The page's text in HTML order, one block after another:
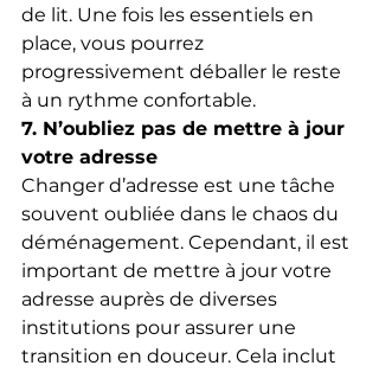
de lit. Une fois les essentiels en
place, vous pourrez
progressivement déballer le reste
à un rythme confortable.
7. N’oubliez pas de mettre à jour
votre adresse
Changer d’adresse est une tâche
souvent oubliée dans le chaos du
déménagement. Cependant, il est
important de mettre à jour votre
adresse auprès de diverses
institutions pour assurer une
transition en douceur. Cela inclut